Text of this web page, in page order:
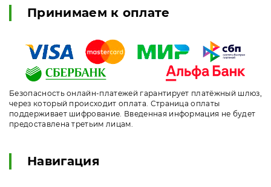
Принимаем к оплате
Безопасность онлайн-платежей гарантирует платёжный шлюз,
через который происходит оплата. Страница оплаты
поддерживает шифрование. Введенная информация не будет
предоставлена третьим лицам.
Навигация